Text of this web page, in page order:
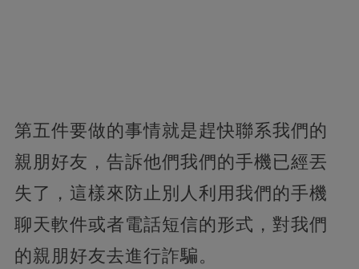
第五件要做的事情就是趕快聯系我們的
親朋好友，告訴他們我們的手機已經丟
失了，這樣來防止別人利用我們的手機
聊天軟件或者電話短信的形式，對我們
的親朋好友去進行詐騙。